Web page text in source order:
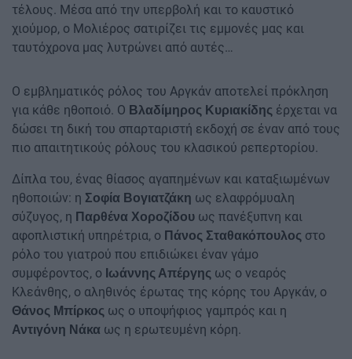
τέλους. Μέσα από την υπερβολή και το καυστικό
χιούμορ, ο Μολιέρος σατιρίζει τις εμμονές μας και
ταυτόχρονα μας λυτρώνει από αυτές…
Ο εμβληματικός ρόλος του Αργκάν αποτελεί πρόκληση
για κάθε ηθοποιό. Ο Βλαδίμηρος Κυριακίδης έρχεται να
δώσει τη δική του σπαρταριστή εκδοχή σε έναν από τους
πιο απαιτητικούς ρόλους του κλασικού ρεπερτορίου.
Δίπλα του, ένας θίασος αγαπημένων και καταξιωμένων
ηθοποιών: η Σοφία Βογιατζάκη ως ελαφρόμυαλη
σύζυγος, η Παρθένα Χοροζίδου ως πανέξυπνη και
αφοπλιστική υπηρέτρια, ο Πάνος Σταθακόπουλος στο
ρόλο του γιατρού που επιδιώκει έναν γάμο
συμφέροντος, ο Ιωάννης Απέργης ως ο νεαρός
Κλεάνθης, ο αληθινός έρωτας της κόρης του Αργκάν, ο
Θάνος Μπίρκος ως ο υποψήφιος γαμπρός και η
Αντιγόνη Νάκα ως η ερωτευμένη κόρη.